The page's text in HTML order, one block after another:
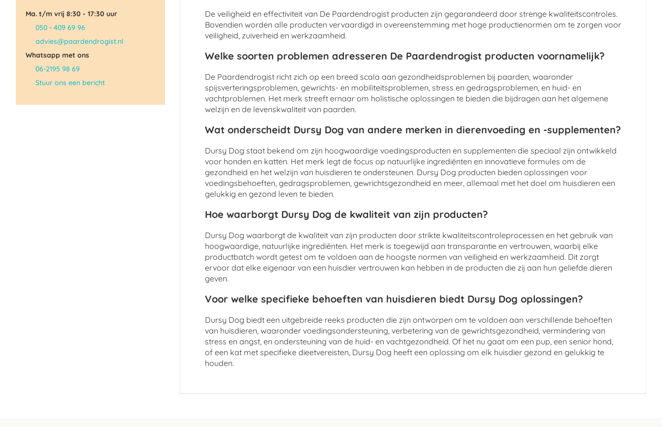
De veiligheid en effectiviteit van De Paardendrogist producten zijn gegarandeerd door strenge kwaliteitscontroles.
Bovendien worden alle producten vervaardigd in overeenstemming met hoge productienormen om te zorgen voor
veiligheid, zuiverheid en werkzaamheid.
Welke soorten problemen adresseren De Paardendrogist producten voornamelijk?
De Paardendrogist richt zich op een breed scala aan gezondheidsproblemen bij paarden, waaronder
spijsverteringsproblemen, gewrichts- en mobiliteitsproblemen, stress en gedragsproblemen, en huid- en
vachtproblemen. Het merk streeft ernaar om holistische oplossingen te bieden die bijdragen aan het algemene
welzijn en de levenskwaliteit van paarden.
Wat onderscheidt Dursy Dog van andere merken in dierenvoeding en -supplementen?
Dursy Dog staat bekend om zijn hoogwaardige voedingsproducten en supplementen die speciaal zijn ontwikkeld
voor honden en katten. Het merk legt de focus op natuurlijke ingrediënten en innovatieve formules om de
gezondheid en het welzijn van huisdieren te ondersteunen. Dursy Dog producten bieden oplossingen voor
voedingsbehoeften, gedragsproblemen, gewrichtsgezondheid en meer, allemaal met het doel om huisdieren een
gelukkig en gezond leven te bieden.
Hoe waarborgt Dursy Dog de kwaliteit van zijn producten?
Dursy Dog waarborgt de kwaliteit van zijn producten door strikte kwaliteitscontroleprocessen en het gebruik van
hoogwaardige, natuurlijke ingrediënten. Het merk is toegewijd aan transparantie en vertrouwen, waarbij elke
productbatch wordt getest om te voldoen aan de hoogste normen van veiligheid en werkzaamheid. Dit zorgt
ervoor dat elke eigenaar van een huisdier vertrouwen kan hebben in de producten die zij aan hun geliefde dieren
geven.
Voor welke specifieke behoeften van huisdieren biedt Dursy Dog oplossingen?
Dursy Dog biedt een uitgebreide reeks producten die zijn ontworpen om te voldoen aan verschillende behoeften
van huisdieren, waaronder voedingsondersteuning, verbetering van de gewrichtsgezondheid, vermindering van
stress en angst, en ondersteuning van de huid- en vachtgezondheid. Of het nu gaat om een pup, een senior hond,
of een kat met specifieke dieetvereisten, Dursy Dog heeft een oplossing om elk huisdier gezond en gelukkig te
houden.
Ma. t/m vrij 8:30 - 17:30 uur
050 - 409 69 96
advies@paardendrogist.nl
Whatsapp met ons
06-2195 98 69
Stuur ons een bericht